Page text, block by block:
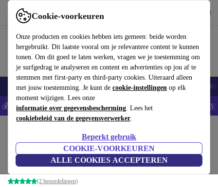
Cookie-voorkeuren
Onze producten en cookies hebben iets gemeen: beide worden
hergebruikt. Dit laatste vooral om je relevantere content te kunnen
tonen. Om dit goed te laten werken, vragen we je toestemming om
je surfgedrag te analyseren en content en advertenties op jou af te
stemmen met first-party en third-party cookies. Uiteraard alleen
met jouw toestemming. Je kunt de cookie-instellingen op elk
moment wijzigen. Lees onze
informatie over gegevensbescherming. Lees het
cookiebeleid van de gegevensverwerker.
Beperkt gebruik
COOKIE-VOORKEUREN
ALLE COOKIES ACCEPTEREN
Gebruik refurbed snel en eenvoudig
Smartphones Laptops Tablets Smartwatches Accessoires
💰Bespaar 5% EXTRA op alle iPhones - Code: IPHONEDEAL - AV
Autositz-adapter voor TFK Mono1
grijs
(2 beoordelingen)